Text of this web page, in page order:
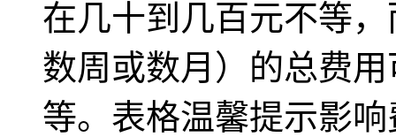
在几十到几百元不等
数周或数月）的总费
等。表格温馨提示影